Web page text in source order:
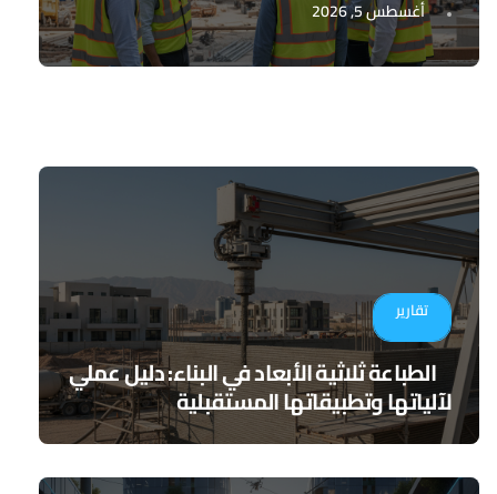
أغسطس 5, 2026
تقارير
الطباعة ثلاثية الأبعاد في البناء: دليل عملي
لآلياتها وتطبيقاتها المستقبلية